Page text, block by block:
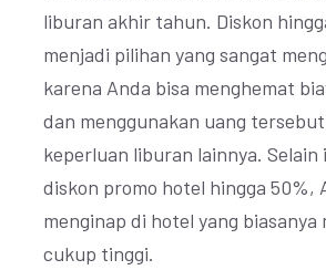
liburan akhir tahun. Diskon
menjadi pilihan yang sangat
karena Anda bisa menghemat
dan menggunakan uang
keperluan liburan lainnya. Selain
diskon promo hotel hingga 50%,
menginap di hotel yang biasanya
cukup tinggi.